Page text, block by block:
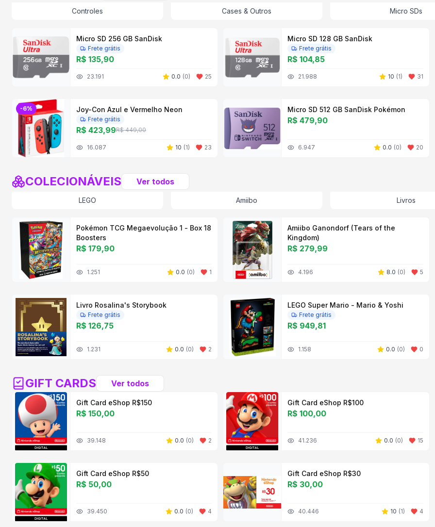
Controles Cases & Outros Micro SDs
Micro SD 256 GB SanDisk
Frete grátis
R$ 135,90
23.191 0.0 (0) 25
Micro SD 128 GB SanDisk
Frete grátis
R$ 104,85
21.988 10 (1) 31
-6% Joy-Con Azul e Vermelho Neon
Frete grátis
R$ 449,00
R$ 423,99
16.087 10 (1) 23
Micro SD 512 GB SanDisk Pokémon
R$ 479,90
6.947 0.0 (0) 20
COLECIONÁVEIS Ver todos
LEGO Amiibo Livros
Pokémon TCG Megaevolução 1 - Box 18
Boosters
R$ 179,90
1.251 0.0 (0) 1
Amiibo Ganondorf (Tears of the
Kingdom)
R$ 279,99
4.196 8.0 (0) 5
Livro Rosalina's Storybook
Frete grátis
R$ 126,75
1.231 0.0 (0) 2
LEGO Super Mario - Mario & Yoshi
Frete grátis
R$ 949,81
1.158 0.0 (0) 0
GIFT CARDS Ver todos
Gift Card eShop R$150
R$ 150,00
39.148 0.0 (0) 2
Gift Card eShop R$100
R$ 100,00
41.236 0.0 (0) 15
Gift Card eShop R$50
R$ 50,00
39.450 0.0 (0) 4
Gift Card eShop R$30
R$ 30,00
40.446 10 (1) 4